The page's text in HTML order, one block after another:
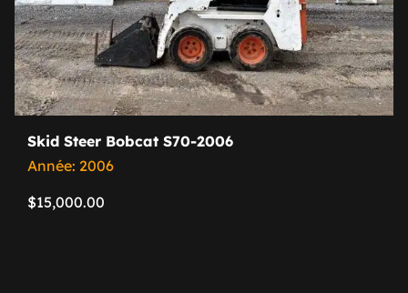
Skid Steer Bobcat S70-2006
Année: 2006
$15,000.00